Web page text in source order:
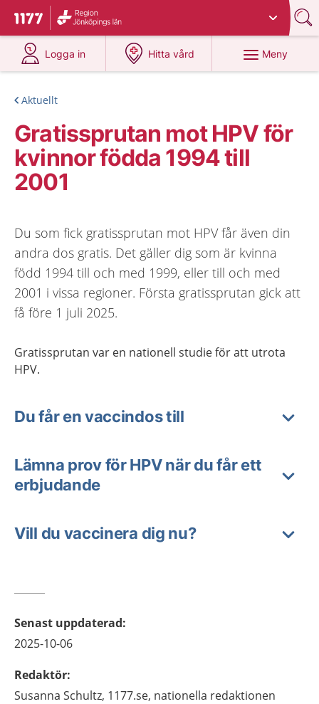
Till startsidan för 1177
Du har valt region
Logga in
på 1177.se
Hitta vård
på 1177.se
Meny
Aktuellt
Gratissprutan mot HPV för
kvinnor födda 1994 till
2001
Du som fick gratissprutan mot HPV får även din
andra dos gratis. Det gäller dig som är kvinna
född 1994 till och med 1999, eller till och med
2001 i vissa regioner. Första gratissprutan gick att
få före 1 juli 2025.
Gratissprutan var en nationell studie för att utrota
HPV.
Du får en vaccindos till
Lämna prov för HPV när du får ett
erbjudande
Vill du vaccinera dig nu?
Senast uppdaterad:
2025-10-06
Redaktör:
Susanna Schultz, 1177.se, nationella redaktionen